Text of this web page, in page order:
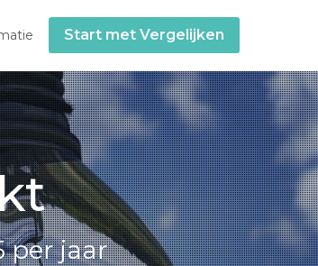
Start met Vergelijken
per jaar